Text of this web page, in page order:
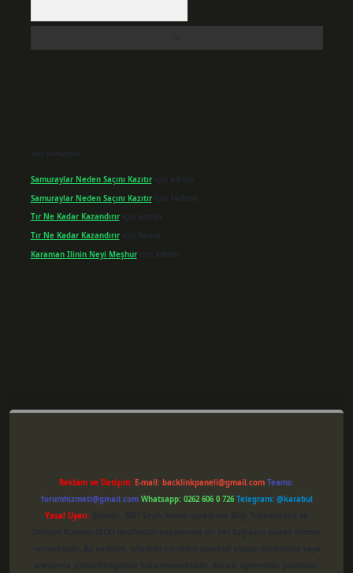
Son yorumlar
Samuraylar Neden Saçını Kazıtıriçin admin
Samuraylar Neden Saçını Kazıtıriçin Fadime
Tır Ne Kadar Kazandırıriçin admin
Tır Ne Kadar Kazandırıriçin Sevim
Karaman Ilinin Neyi Meşhuriçin admin
Reklam ve İletişim: E-mail: backlinkpaneli@gmail.com Teams:
forumhizmeti@gmail.com Whatsapp: 0262 606 0 726 Telegram: @karabul
Yasal Uyarı: